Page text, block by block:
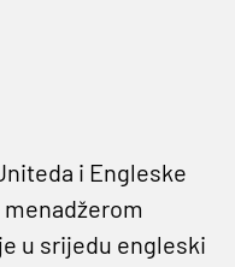
i Engleske
u srijedu engleski